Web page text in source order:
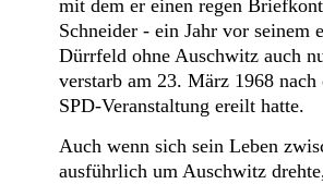
mit dem er einen regen
Schneider - ein Jahr vor seinem
Dürrfeld ohne Auschwitz auch
verstarb am 23. März 1968
SPD-Veranstaltung ereilt hatte.
Auch wenn sich sein Leben
ausführlich um Auschwitz